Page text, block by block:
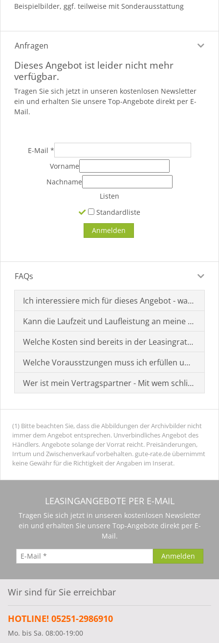
Beispielbilder, ggf. teilweise mit Sonderausstattung
Anfragen
Dieses Angebot ist leider nicht mehr
verfügbar.
Tragen Sie sich jetzt in unseren kostenlosen Newsletter
ein und erhalten Sie unsere Top-Angebote direkt per E-
Mail.
E-Mail *
Vorname
Nachname
Listen
Standardliste
FAQs
Ich interessiere mich für dieses Angebot - was muss
Kann die Laufzeit und Laufleistung an meine
Welche Kosten sind bereits in der Leasingrate
Welche Vorausstzungen muss ich erfüllen um einen
Wer ist mein Vertragspartner - Mit wem schließe ich
(1) Bitte beachten Sie, dass die Abbildungen der Archivbilder nicht
immer dem Angebot entsprechen. Unverbindliches Angebot des
Händlers. Angebote solange der Vorrat reicht. Preisänderungen,
Irrtum und Zwischenverkauf vorbehalten. gute-rate.de übernimmt
keine Gewähr für die Richtigkeit der Angaben im Inserat.
LEASINGANGEBOTE PER E-MAIL
Tragen Sie sich jetzt in unseren kostenlosen Newsletter
ein und erhalten Sie unsere Top-Angebote direkt per E-
Mail.
Wir sind für Sie erreichbar
HOTLINE! 05251-2986910
Mo. bis Sa. 08:00-19:00